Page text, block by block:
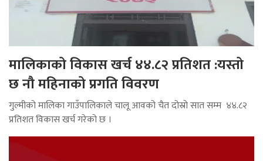
मालिकाको विकास खर्च ४४.८२ प्रतिशत :यस्तो
छ नौ महिनाको प्रगति विवरण
गुल्मीको मालिका गाउँपालिकाले चालू आवको चैत दोस्रो सात सम्म ४४.८२
प्रतिशत विकास खर्च गरेको छ ।